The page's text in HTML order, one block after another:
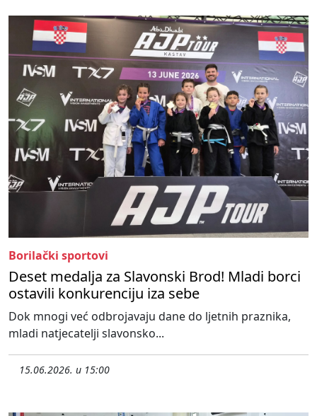
Borilački sportovi
Deset medalja za Slavonski Brod! Mladi borci
ostavili konkurenciju iza sebe
Dok mnogi već odbrojavaju dane do ljetnih praznika,
mladi natjecatelji slavonsko...
15.06.2026. u 15:00